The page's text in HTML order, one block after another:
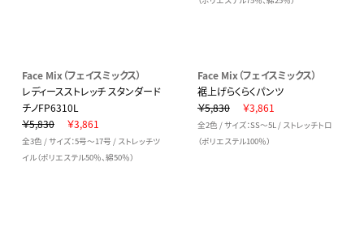
Face Mix（フェイスミックス）
レディースストレッチ スタンダード
チノFP6310L
￥5,830
￥3,861
全3色 / サイズ：5号～17号 / ストレッチツ
イル（ポリエステル50％、綿50％）
Face Mix（フェイスミックス）
裾上げらくらくパンツ
￥5,830
￥3,861
全2色 / サイズ：SS～5L / ストレッチトロ
（ポリエステル100％）